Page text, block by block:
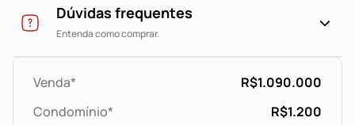
Dúvidas frequentes
Entenda como comprar.
Venda*
R$1.090.000
Condomínio*
R$1.200